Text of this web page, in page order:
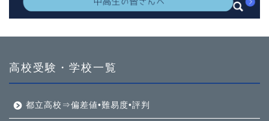
高校受験・学校一覧
都立高校⇒偏差値•難易度•評判